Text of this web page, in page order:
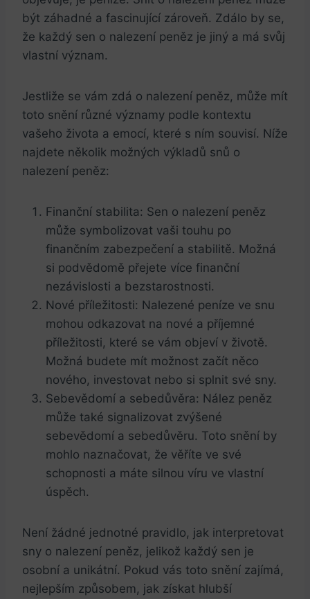
být záhadné a fascinující ⁢zároveň. Zdálo by se,‌
že každý sen o nalezení peněz⁣ je jiný a má svůj
vlastní význam.
Jestliže‌ se vám zdá o nalezení peněz, může mít
toto snění různé ⁢významy podle kontextu
vašeho života a emocí, které s⁢ ním souvisí. Níže
najdete ⁣několik možných výkladů snů o
nalezení peněz:
Finanční stabilita: Sen o nalezení peněz
může symbolizovat vaši touhu po
finančním zabezpečení a ⁢stabilitě. Možná
si podvědomě přejete více finanční⁤
nezávislosti⁤ a ⁤bezstarostnosti.
Nové příležitosti: ⁢Nalezené⁤ peníze⁢ ve snu‍
mohou odkazovat na nové ‍a‍ příjemné
příležitosti, které se ⁢vám objeví v životě.
Možná budete mít ‌možnost začít něco
nového, investovat nebo si splnit své sny.
Sebevědomí‍ a sebedůvěra: Nález peněz
může také signalizovat zvýšené
sebevědomí a sebedůvěru. ⁢Toto snění by
mohlo naznačovat,⁣ že věříte ve ​své⁢
schopnosti a máte ‌silnou víru ve vlastní
úspěch.
Není žádné jednotné pravidlo, jak interpretovat
sny o⁢ nalezení peněz, jelikož každý sen ‌je
osobní a unikátní. Pokud vás toto snění zajímá,
nejlepším způsobem, jak získat hlubší